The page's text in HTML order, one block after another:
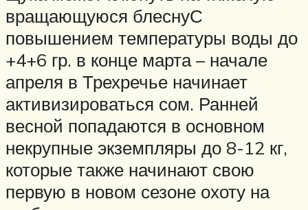
вращающуюся блеснуС
повышением температуры воды до
+4+6 гр. в конце марта – начале
апреля в Трехречье начинает
активизироваться сом. Ранней
весной попадаются в основном
некрупные экземпляры до 8-12 кг,
которые также начинают свою
первую в новом сезоне охоту на